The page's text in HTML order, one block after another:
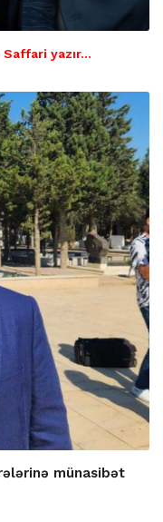
Saffari yazır…
münasibət